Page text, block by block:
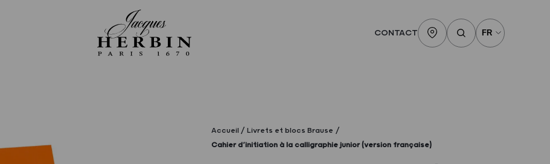
CONTACT
Accueil
Livrets et blocs Brause
Cahier d’initiation à la calligraphie junior (version française)